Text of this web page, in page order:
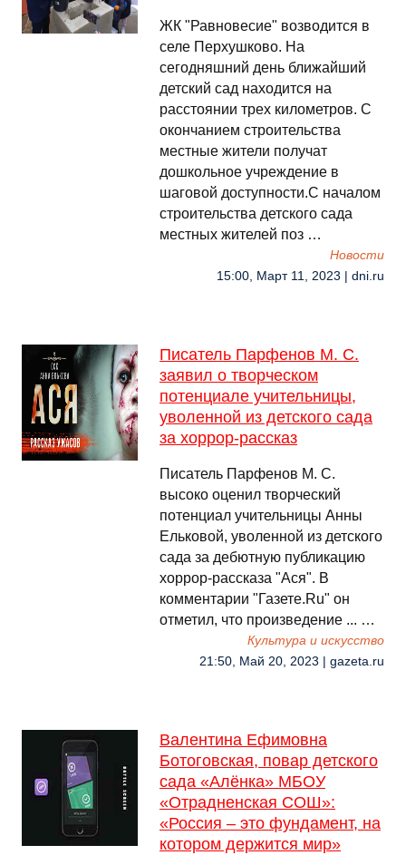
ЖК "Равновесие" возводится в
селе Перхушково. На
сегодняшний день ближайший
детский сад находится на
расстоянии трех километров. С
окончанием строительства
местные жители получат
дошкольное учреждение в
шаговой доступности.С началом
строительства детского сада
местных жителей поз …
Новости
15:00, Март 11, 2023 | dni.ru
Писатель Парфенов М. С.
заявил о творческом
потенциале учительницы,
уволенной из детского сада
за хоррор-рассказ
Писатель Парфенов М. С.
высоко оценил творческий
потенциал учительницы Анны
Ельковой, уволенной из детского
сада за дебютную публикацию
хоррор-рассказа "Ася". В
комментарии "Газете.Ru" он
отметил, что произведение ... …
Культура и искусство
21:50, Май 20, 2023 | gazeta.ru
Валентина Ефимовна
Ботоговская, повар детского
сада «Алёнка» МБОУ
«Отрадненская СОШ»:
«Россия – это фундамент, на
котором держится мир»